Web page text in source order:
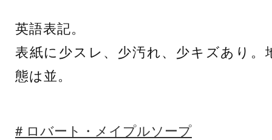
英語表記。
表紙に少スレ、少汚れ、少キズあり。
態は並。
ロバート・メイプルソープ